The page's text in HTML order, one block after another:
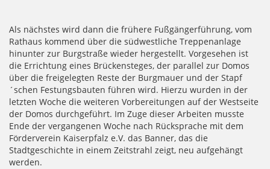
Als nächstes wird dann die frühere Fußgängerführung, vom
Rathaus kommend über die südwestliche Treppenanlage
hinunter zur Burgstraße wieder hergestellt. Vorgesehen ist
die Errichtung eines Brückensteges, der parallel zur Domos
über die freigelegten Reste der Burgmauer und der Stapf
´schen Festungsbauten führen wird. Hierzu wurden in der
letzten Woche die weiteren Vorbereitungen auf der Westseite
der Domos durchgeführt. Im Zuge dieser Arbeiten musste
Ende der vergangenen Woche nach Rücksprache mit dem
Förderverein Kaiserpfalz e.V. das Banner, das die
Stadtgeschichte in einem Zeitstrahl zeigt, neu aufgehängt
werden.